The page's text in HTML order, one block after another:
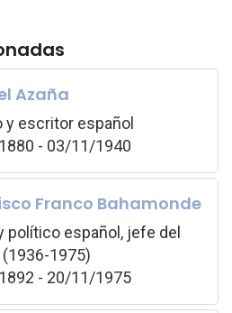
Azaña
y escritor español
- 03/11/1940
Franco Bahamonde
político español, jefe del
1975)
- 20/11/1975